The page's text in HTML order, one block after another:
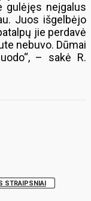
gulėjęs neįgalus
Juos išgelbėjo
jie perdavė
nebuvo. Dūmai
– sakė R.
STRAIPSNIAI